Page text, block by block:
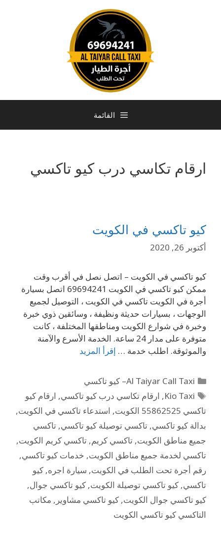
القائمة
ارقام تكاسي درب كيو تاكسي
كيو تاكسي في الكويت
أكتوبر 26, 2020
كيو تاكسي في الكويت – اتصل نصل في أقرب وقت
ممكن كيو تاكسي في الكويت 69694241 اتصل بسيارة
أجرة في الكويت تاكسي في الكويت ، التوصيل لجميع
الوجهات ، بسيارات حديثة ونظيفة ، وسائقين ذوي خبرة
وخبرة في شوارع الكويت ومناطقها المختلفة ، كانت
متوفرة على مدار 24 ساعة. الخدمة الأسرع والآمنة
والموثوقة. اطلب خدمة … إقرأ المزيد
Al Taiyar Call Taxi– كيو تاكسي
Kio Taxi
, ارقام تكاسي درب كيو تاكسي, ارقام كيو
تاكسي 55862525 الكويت
, استدعاء تاكسي في الكويت,
بدالة كيو تاكسي, تاكسي توصيلة كيو تاكسي, تاكسي
جميع مناطق الكويت, تاكسي كريم, تاكسي كريم الكويت,
تاكسي لخدمة جميع مناطق الكويت, خدمات كيو تاكسي,
رقم أجرة تحت الطلب في الكويت, سيارة اجره, كيو
تاكسي, كيو تاكسي توصيلة الكويت, كيو تاكسي جوال,
كيو تاكسي جوال الكويت, كيو تاكسي مشاوير , مكاتب
التاكسي كيو تاكسي الكويت